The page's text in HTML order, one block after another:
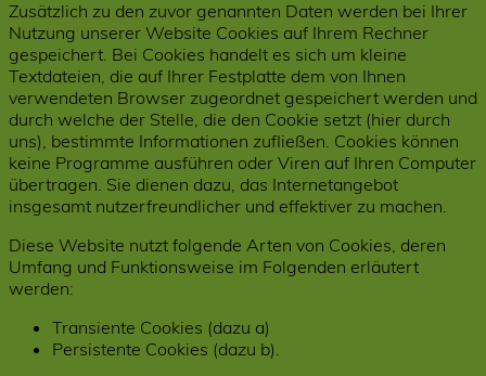
Zusätzlich zu den zuvor genannten Daten werden bei Ihrer
Nutzung unserer Website Cookies auf Ihrem Rechner
gespeichert. Bei Cookies handelt es sich um kleine
Textdateien, die auf Ihrer Festplatte dem von Ihnen
verwendeten Browser zugeordnet gespeichert werden und
durch welche der Stelle, die den Cookie setzt (hier durch
uns), bestimmte Informationen zufließen. Cookies können
keine Programme ausführen oder Viren auf Ihren Computer
übertragen. Sie dienen dazu, das Internetangebot
insgesamt nutzerfreundlicher und effektiver zu machen.
Diese Website nutzt folgende Arten von Cookies, deren
Umfang und Funktionsweise im Folgenden erläutert
werden:
Transiente Cookies (dazu a)
Persistente Cookies (dazu b).